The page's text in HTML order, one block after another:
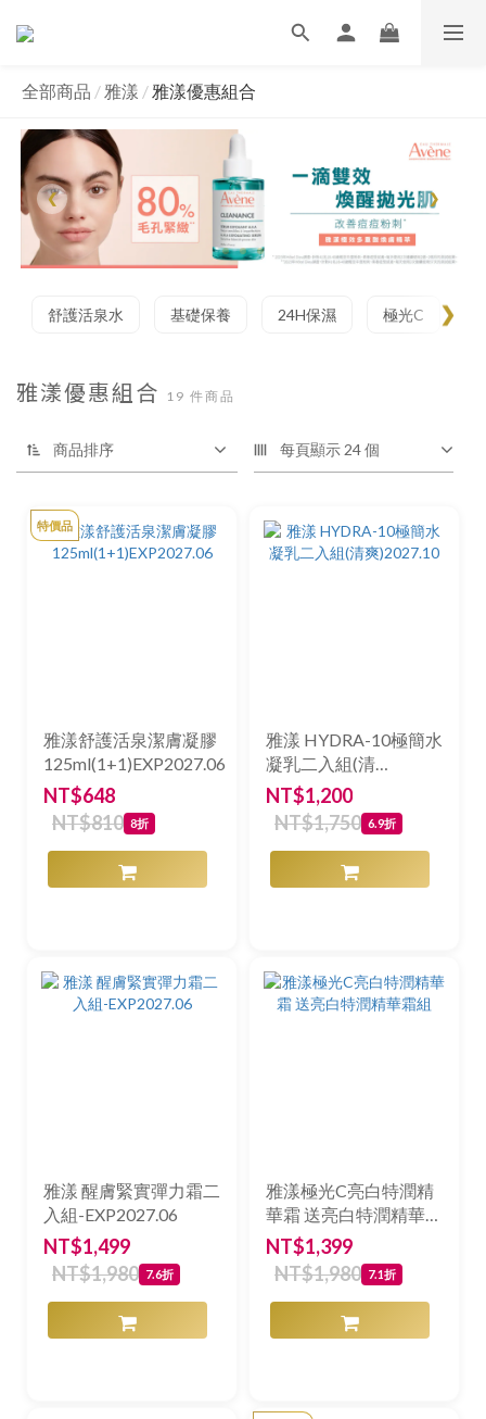
全部商品 / 雅漾 / 雅漾優惠組合
雅漾優惠組合 19 件商品
商品排序 每頁顯示 24 個
❮ ❯
舒護活泉水 基礎保養 24H保濕 極光C
特價品
雅漾舒護活泉潔膚凝膠
125ml(1+1)EXP2027.06
NT$648
NT$810 8折
雅漾 HYDRA-10極簡水
凝乳二入組(清
爽)2027.10
NT$1,200
NT$1,750 6.9折
雅漾 醒膚緊實彈力霜二
入組-EXP2027.06
NT$1,499
NT$1,980 7.6折
雅漾極光C亮白特潤精
華霜 送亮白特潤精華霜
組
NT$1,399
NT$1,980 7.1折